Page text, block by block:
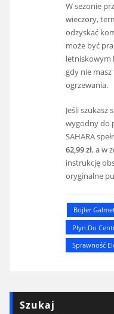
W sezonie
wieczory,
odzyskać
może być
letniskowym
gdy nie
ogrzewania.
Jeśli
wygodny do
SAHARA
62,99 zł, a w
instrukcję
oryginalne
Bojler
Płyn Do
Sprawność
Szukaj